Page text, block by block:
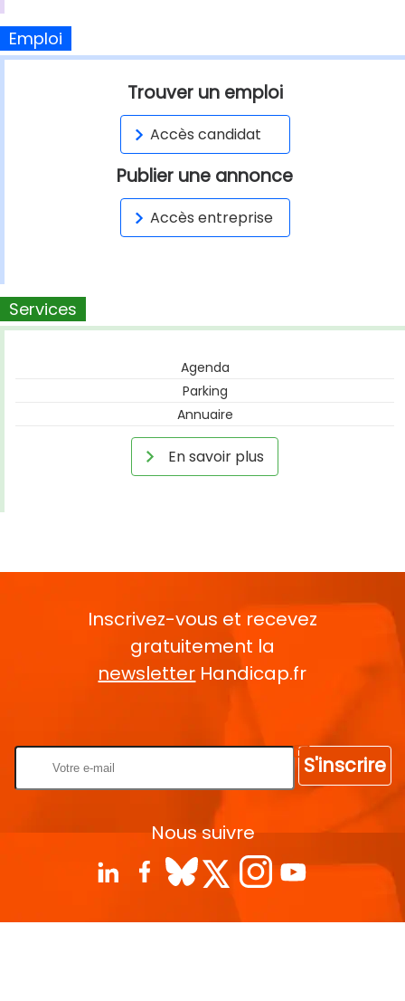
Emploi
Trouver un emploi
Accès candidat
Publier une annonce
Accès entreprise
Services
Agenda
Parking
Annuaire
En savoir plus
Inscrivez-vous et recevez
gratuitement la
newsletter Handicap.fr
S'inscrire
Nous suivre